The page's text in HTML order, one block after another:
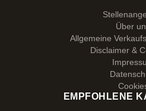
Über
Allgemeine
Disclaimer &
EMPFOHLENE